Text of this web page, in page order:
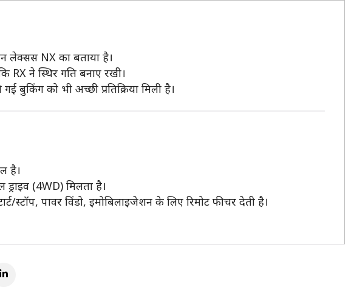
लेक्सस NX का बताया है।
ने स्थिर गति बनाए रखी।
को भी अच्छी प्रतिक्रिया मिली है।
है।
(4WD) मिलता है।
पावर विंडो, इमोबिलाइजेशन के लिए रिमोट फीचर देती है।